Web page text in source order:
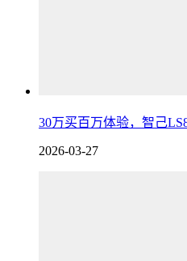
30万买百万体验，智己
2026-03-27